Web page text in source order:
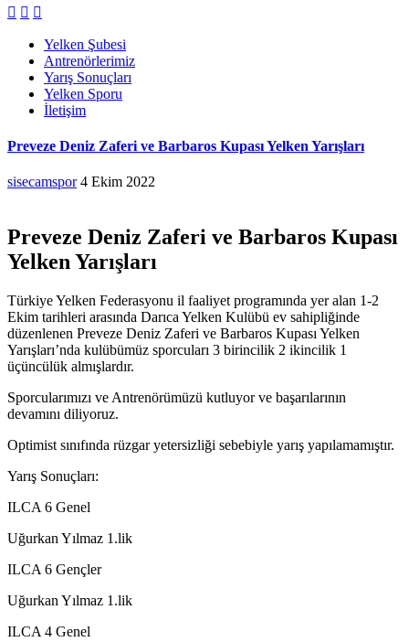
  
Yelken Şubesi
Antrenörlerimiz
Yarış Sonuçları
Yelken Sporu
İletişim
Preveze Deniz Zaferi ve Barbaros Kupası Yelken Yarışları
sisecamspor 4 Ekim 2022
Preveze Deniz Zaferi ve Barbaros Kupası
Yelken Yarışları
Türkiye Yelken Federasyonu il faaliyet programında yer alan 1-2
Ekim tarihleri arasında Darıca Yelken Kulübü ev sahipliğinde
düzenlenen Preveze Deniz Zaferi ve Barbaros Kupası Yelken
Yarışları’nda kulübümüz sporcuları 3 birincilik 2 ikincilik 1
üçüncülük almışlardır.
Sporcularımızı ve Antrenörümüzü kutluyor ve başarılarının
devamını diliyoruz.
Optimist sınıfında rüzgar yetersizliği sebebiyle yarış yapılamamıştır.
Yarış Sonuçları:
ILCA 6 Genel
Uğurkan Yılmaz 1.lik
ILCA 6 Gençler
Uğurkan Yılmaz 1.lik
ILCA 4 Genel